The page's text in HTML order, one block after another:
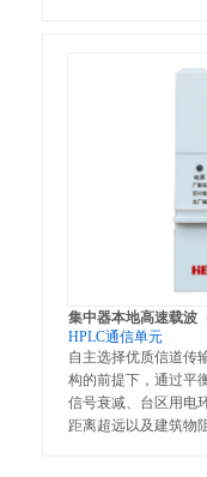
集中器本地高速载波
HPLC通信单元
自主选择优质信道传
构的前提下，通过平
信号衰减、台区用电
距离超远以及建筑物